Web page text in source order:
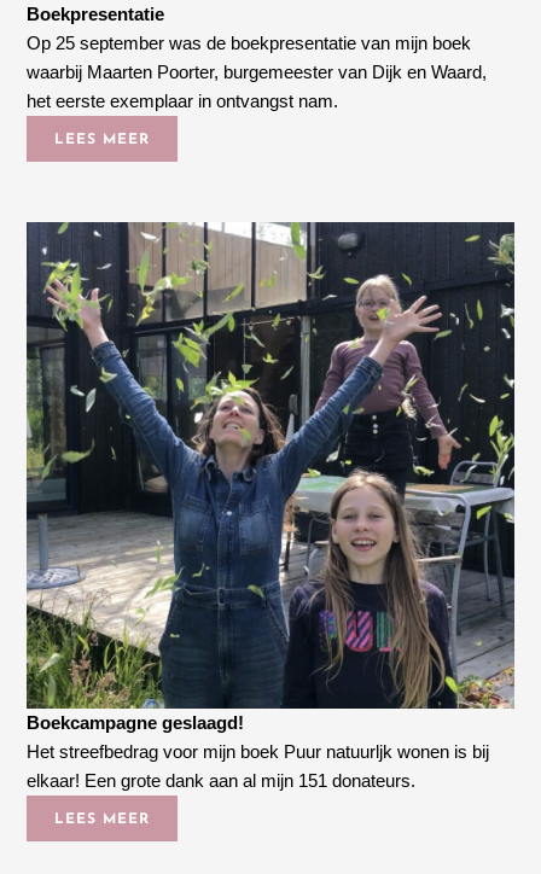
Boekpresentatie
Op 25 september was de boekpresentatie van mijn boek
waarbij Maarten Poorter, burgemeester van Dijk en Waard,
het eerste exemplaar in ontvangst nam.
LEES MEER
Boekcampagne geslaagd!
Het streefbedrag voor mijn boek Puur natuurljk wonen is bij
elkaar! Een grote dank aan al mijn 151 donateurs.
LEES MEER